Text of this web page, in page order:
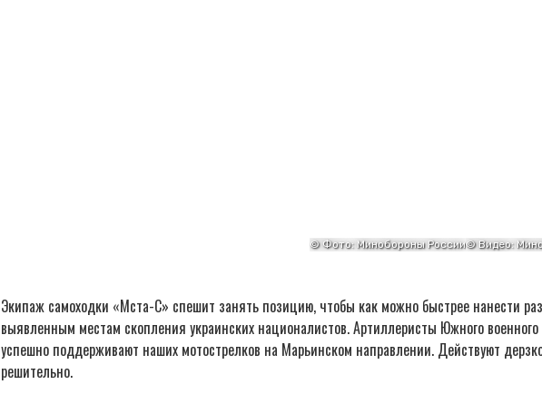
Экипаж самоходки «Мста-С» спешит занять позицию, чтобы как можно быстрее нанести
выявленным местам скопления украинских националистов. Артиллеристы Южного военного
успешно поддерживают наших мотострелков на Марьинском направлении. Действуют
решительно.